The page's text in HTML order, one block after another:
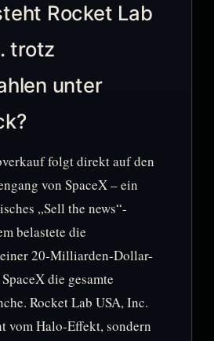
Rocket Lab
trotz
unter
folgt direkt auf den
von SpaceX – ein
„Sell the news“-
belastete die
20-Milliarden-Dollar-
die gesamte
Rocket Lab USA, Inc.
vom Halo-Effekt, sondern